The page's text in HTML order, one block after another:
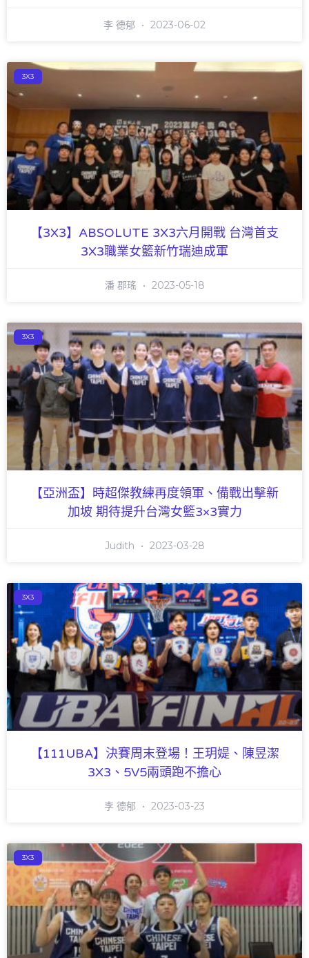
李 德郁 2023-06-02
3X3
【3X3】ABSOLUTE 3X3六月開戰 台灣首支
3X3職業女籃新竹瑞迪成軍
潘 郡瑤 2023-05-18
3X3
【亞洲盃】時超傑教練再度領軍、備戰出擊新
加坡 期待提升台灣女籃3×3實力
Judith 2023-03-28
3X3
【111UBA】決賽周末登場！王玥媞、陳昱潔
3X3、5V5兩頭跑不擔心
李 德郁 2023-03-23
3X3